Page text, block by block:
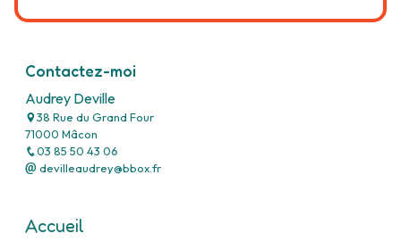
Contactez-moi
Audrey Deville
38 Rue du Grand Four
71000 Mâcon
03 85 50 43 06
devilleaudrey@bbox.fr
Accueil